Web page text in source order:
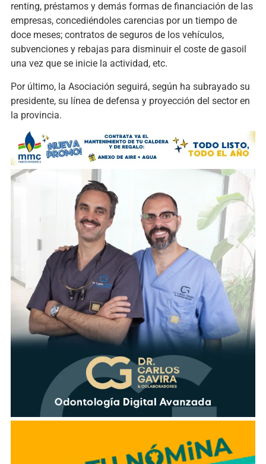
renting, préstamos y demás formas de financiación de las
empresas, concediéndoles carencias por un tiempo de
doce meses; contratos de seguros de los vehículos,
subvenciones y rebajas para disminuir el coste de gasoil
una vez que se inicie la actividad, etc.
Por último, la Asociación seguirá, según ha subrayado su
presidente, su línea de defensa y proyección del sector en
la provincia.